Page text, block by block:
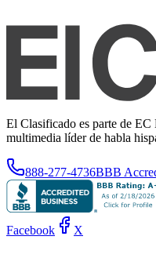
El Clasificado es parte de
multimedia líder de habla
888-277-4736BBB
Facebook X